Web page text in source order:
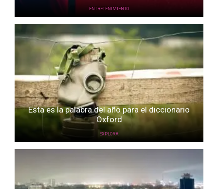
ENTRETENIMIENTO
Esta es la palabra del año para el diccionario
Oxford
EXPLORA